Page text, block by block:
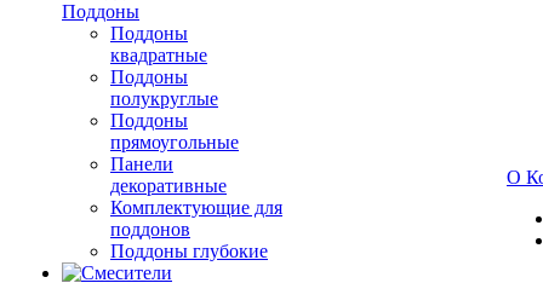
Поддоны
Поддоны
квадратные
Поддоны
полукруглые
Поддоны
прямоугольные
Панели
декоративные
Комплектующие для
поддонов
Поддоны глубокие
О